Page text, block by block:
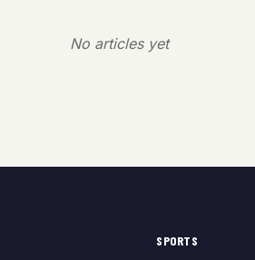
No articles yet
SPORTS